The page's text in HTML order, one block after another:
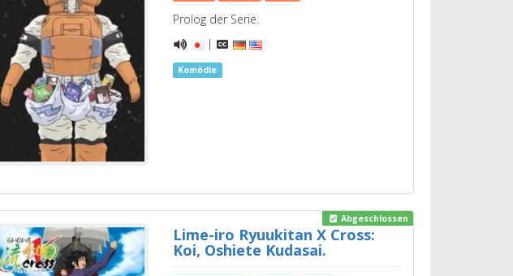
Prolog der Serie.
|
Komödie
Abgeschlossen
Lime-iro Ryuukitan X Cross:
Koi, Oshiete Kudasai.